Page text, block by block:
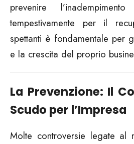
prevenire
tempestivamente per il
spettanti è fondamentale per
e la crescita del proprio
La Prevenzione: Il
Scudo per l’Impresa
Molte controversie legate al